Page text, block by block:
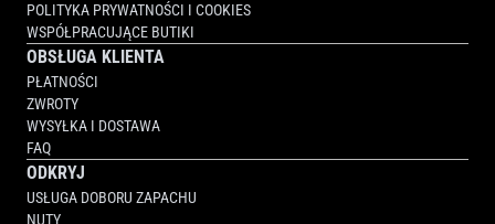
POLITYKA PRYWATNOŚCI I COOKIES
WSPÓŁPRACUJĄCE BUTIKI
OBSŁUGA KLIENTA
PŁATNOŚCI
ZWROTY
WYSYŁKA I DOSTAWA
FAQ
ODKRYJ
USŁUGA DOBORU ZAPACHU
NUTY